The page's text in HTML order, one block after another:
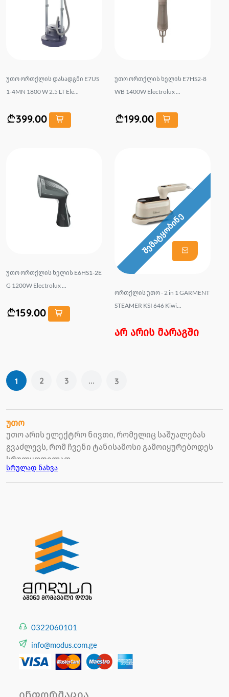
უთო ორთქლის დასადგმი E7US
1-4MN 1800 W 2.5 LT Ele...
399.00
უთო ორთქლის ხელის E7HS2-8
WB 1400W Electrolux ...
199.00
უთო ორთქლის ხელის E6HS1-2E
G 1200W Electrolux ...
159.00
შემატყობინე
ორთქლის უთო - 2 in 1 GARMENT
STEAMER KSI 646 Kiwi...
არ არის მარაგში
1 2 3 ... 3
უთო
უთო არის ელექტრო ნივთი, რომელიც საშუალებას
გვაძლევს, რომ ჩვენი ტანისამოსი გამოიყურებოდეს
სრულყოფილად.
წარმოდგენილია სტანდარტულ უთოებთან ერთად
ორთქლის უთოები, რომლებიც კიდევ უფრო
სრულად ნახვა
0322060101
info@modus.com.ge